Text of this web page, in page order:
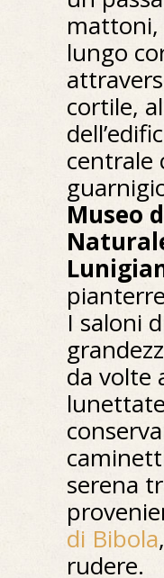
lungo
cortile,
centrale
Museo
I saloni
da volte
serena
di Bibola
rudere.